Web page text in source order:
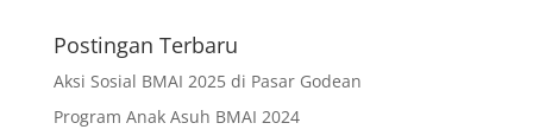
Postingan Terbaru
Aksi Sosial BMAI 2025 di Pasar Godean
Program Anak Asuh BMAI 2024